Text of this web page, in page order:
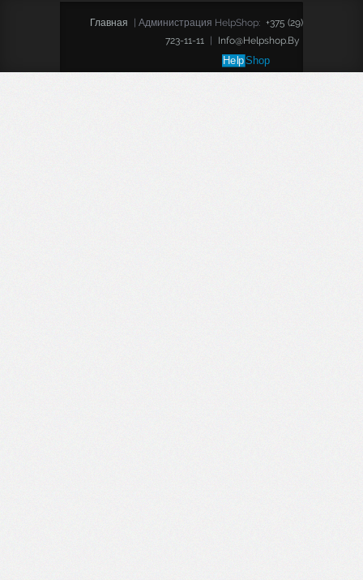
Главная | Администрация HelpShop: +375 (29)
723-11-11
| Info@helpshop.by